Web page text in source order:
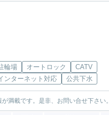
輪場 オートロック
CATV
ンターネット対応
公共下水
満載です。是非、お問い合せ下さい。